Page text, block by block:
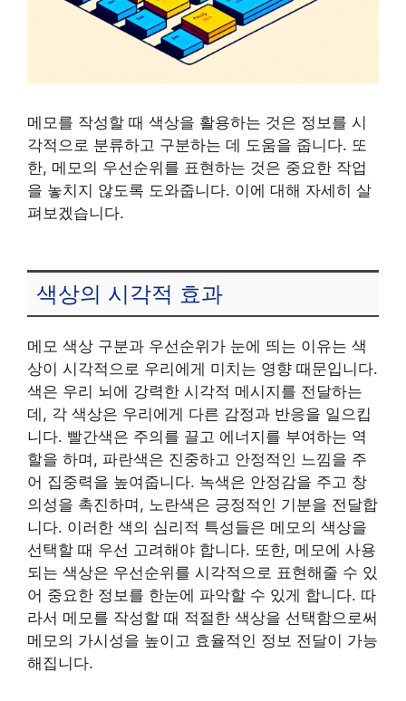
메모를 작성할 때 색상을 활용하는 것은 정보를 시
각적으로 분류하고 구분하는 데 도움을 줍니다. 또
한, 메모의 우선순위를 표현하는 것은 중요한 작업
을 놓치지 않도록 도와줍니다. 이에 대해 자세히 살
펴보겠습니다.
색상의 시각적 효과
메모 색상 구분과 우선순위가 눈에 띄는 이유는 색
상이 시각적으로 우리에게 미치는 영향 때문입니다.
색은 우리 뇌에 강력한 시각적 메시지를 전달하는
데, 각 색상은 우리에게 다른 감정과 반응을 일으킵
니다. 빨간색은 주의를 끌고 에너지를 부여하는 역
할을 하며, 파란색은 진중하고 안정적인 느낌을 주
어 집중력을 높여줍니다. 녹색은 안정감을 주고 창
의성을 촉진하며, 노란색은 긍정적인 기분을 전달합
니다. 이러한 색의 심리적 특성들은 메모의 색상을
선택할 때 우선 고려해야 합니다. 또한, 메모에 사용
되는 색상은 우선순위를 시각적으로 표현해줄 수 있
어 중요한 정보를 한눈에 파악할 수 있게 합니다. 따
라서 메모를 작성할 때 적절한 색상을 선택함으로써
메모의 가시성을 높이고 효율적인 정보 전달이 가능
해집니다.